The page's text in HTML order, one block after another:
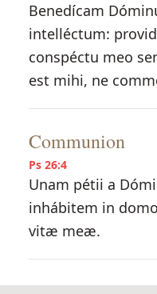
Benedícam
intelléctum:
conspéctu meo
est mihi, ne
Communion
Ps 26:4
Unam pétii a
inhábitem in
vitæ meæ.